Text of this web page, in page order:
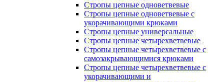
Стропы цепные одноветвевые
Стропы цепные одноветвевые с
укорачивающими крюками
Стропы цепные универсальные
Стропы цепные четырехветвевые
Стропы цепные четырехветвевые с
самозакрывающимися крюками
Стропы цепные четырехветвевые с
укорачивающими и